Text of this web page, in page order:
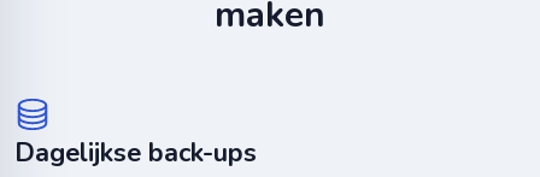
maken
Dagelijkse back-ups